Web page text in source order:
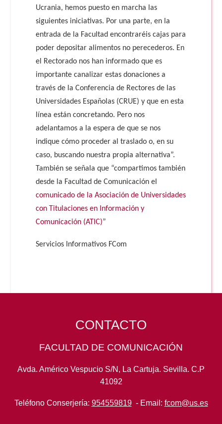
Ucrania, hemos puesto en marcha las
siguientes iniciativas. Por una parte, en la
entrada de la Facultad encontraréis cajas para
poder depositar alimentos no perecederos. En
el Rectorado nos han informado que es
importante canalizar estas donaciones a
través de la Conferencia de Rectores de las
Universidades Españolas (CRUE) y que en esta
línea están concretando. Pero nos
adelantamos a la espera de que se nos
indique cómo proceder al traslado o, en su
caso, buscando nuestra propia alternativa”.
También se señala que “compartimos también
desde la Facultad de Comunicación el
comunicado de la Asociación de Universidades
con Titulaciones en Información y
Comunicación (ATIC)”
Servicios Informativos FCom
CONTACTO
FACULTAD DE COMUNICACIÓN
Avda. Américo Vespucio S/N, La Cartuja. Sevilla. C.P
41092
Teléfono Conserjería: 954559819- Email: fcom@us.es